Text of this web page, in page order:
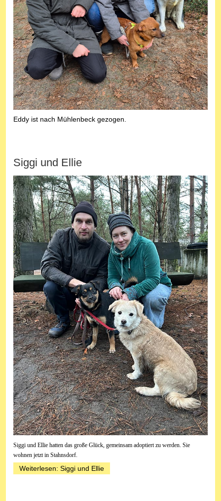
Eddy ist nach Mühlenbeck gezogen.
Siggi und Ellie
Siggi und Ellie hatten das große Glück, gemeinsam adoptiert zu werden. Sie
wohnen jetzt in Stahnsdorf.
Weiterlesen: Siggi und Ellie